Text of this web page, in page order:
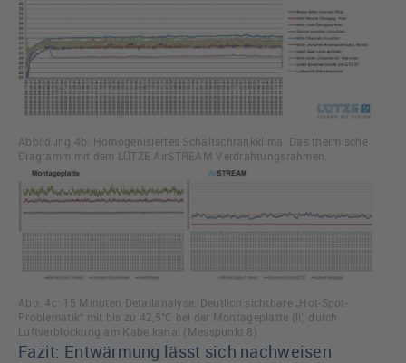
Abbildung 4b: Homogenisiertes Schaltschrankklima. Das thermische
Diagramm mit dem LÜTZE AirSTREAM Verdrahtungsrahmen.
Abb. 4c: 15 Minuten Detailanalyse: Deutlich sichtbare „Hot-Spot-
Problematik“ mit bis zu 42,5°C bei der Montageplatte (li) durch
Luftverblockung am Kabelkanal (Messpunkt 8)
Fazit: Entwärmung lässt sich nachweisen